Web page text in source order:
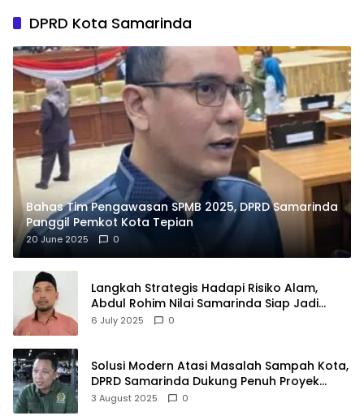
DPRD Kota Samarinda
Bahas Tim Pengawasan SPMB 2025, DPRD Samarinda
Panggil Pemkot Kota Tepian
20 June 2025 0
Langkah Strategis Hadapi Risiko Alam,
Abdul Rohim Nilai Samarinda Siap Jadi
Pusat Logistik Bencana Kalimantan
6 July 2025 0
Solusi Modern Atasi Masalah Sampah Kota,
DPRD Samarinda Dukung Penuh Proyek
PLTSA
3 August 2025 0